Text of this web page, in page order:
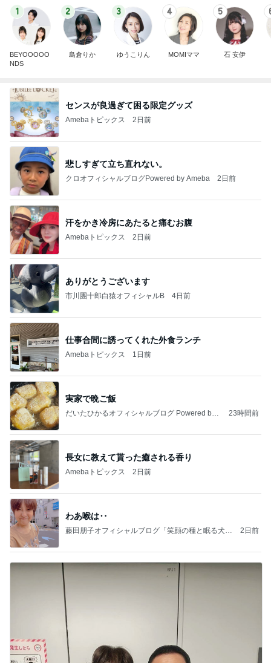
1
BEYOOOOO
NDS
2
島倉りか
3
ゆうこりん
4
MOMIママ
5
石 安伊
センスが良過ぎて困る限定グッズ
Amebaトピックス 2日前
悲しすぎて立ち直れない。
クロオフィシャルブログPowered by Ameba 2日前
汗をかき冷房にあたると痛むお腹
Amebaトピックス 2日前
ありがとうございます
市川團十郎白猿オフィシャルB 4日前
仕事合間に誘ってくれた外食ランチ
Amebaトピックス 1日前
実家で晩ご飯
だいたひかるオフィシャルブログ Powered by
23時間前
長女に教えて貰った癒される香り
Amebaトピックス 2日前
わあ喉は‥
藤田朋子オフィシャルブログ「笑顔の種と眠る犬」
2日前